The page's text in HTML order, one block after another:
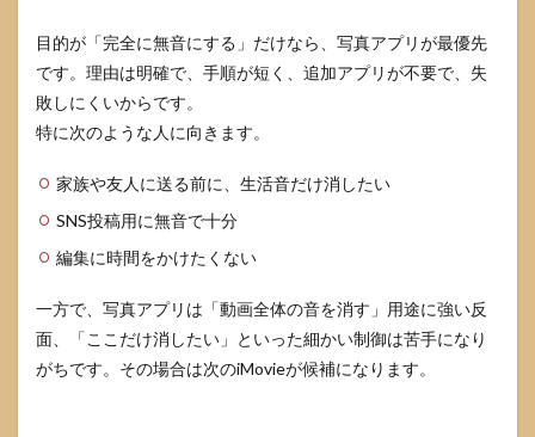
目的が「完全に無音にする」だけなら、写真アプリが最優先
です。理由は明確で、手順が短く、追加アプリが不要で、失
敗しにくいからです。
特に次のような人に向きます。
家族や友人に送る前に、生活音だけ消したい
SNS投稿用に無音で十分
編集に時間をかけたくない
一方で、写真アプリは「動画全体の音を消す」用途に強い反
面、「ここだけ消したい」といった細かい制御は苦手になり
がちです。その場合は次のiMovieが候補になります。